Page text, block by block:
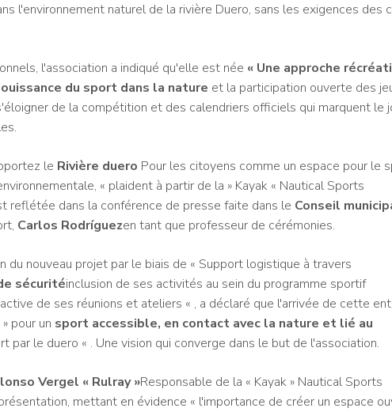
l'environnement naturel de la rivière Duero, sans les exigences des
l'association a indiqué qu'elle est née « Une approche
du sport dans la nature et la participation ouverte des
de la compétition et des calendriers officiels qui marquent le
le Rivière duero Pour les citoyens comme un espace pour le
« plaident à partir de la » Kayak « Nautical Sports
reflétée dans la conférence de presse faite dans le Conseil
Carlos Rodríguezen tant que professeur de cérémonies.
du nouveau projet par le biais de « Support logistique à travers
sécuritéinclusion de ses activités au sein du programme sportif
de ses réunions et ateliers « , a déclaré que l'arrivée de cette
pour un sport accessible, en contact avec la nature et lié au
par le duero « . Une vision qui converge dans le but de l'association.
Vergel « Rulray »Responsable de la « Kayak » Nautical Sports
mettant en évidence « l'importance de créer un espace